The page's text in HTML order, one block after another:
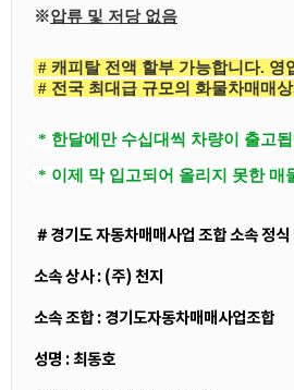
※압류 및 저당 없음
# 캐피탈 전액 할부 가능합니다.
# 전국 최대급 규모의 화물차매매
* 한달에만 수십대씩 차량이 출고
* 이제 막 입고되어 올리지 못한 매
＃경기도 자동차매매사업 조합 소속 정
소속 상사 : (주) 천지
소속 조합 : 경기도자동차매매사업조합
성명 : 최동호